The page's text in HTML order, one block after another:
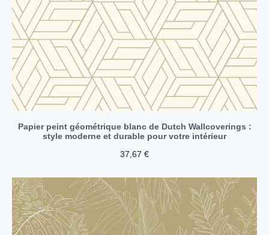
Papier peint géométrique blanc de Dutch Wallcoverings :
style moderne et durable pour votre intérieur
37,67 €